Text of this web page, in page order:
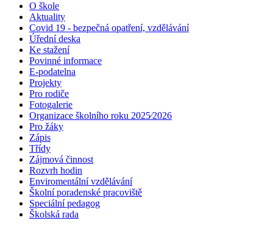
O škole
Aktuality
Covid 19 - bezpečná opatření, vzdělávání
Úřední deska
Ke stažení
Povinné informace
E-podatelna
Projekty
Pro rodiče
Fotogalerie
Organizace školního roku 2025⁄2026
Pro žáky
Zápis
Třídy
Zájmová činnost
Rozvrh hodin
Enviromentální vzdělávání
Školní poradenské pracoviště
Speciální pedagog
Školská rada